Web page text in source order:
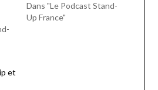
Dans "Le Podcast Stand-
Up France"
et